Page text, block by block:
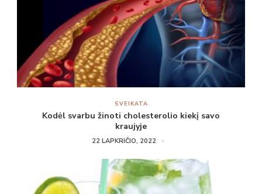
SVEIKATA
Kodėl svarbu žinoti cholesterolio kiekį savo
kraujyje
22 LAPKRIČIO, 2022